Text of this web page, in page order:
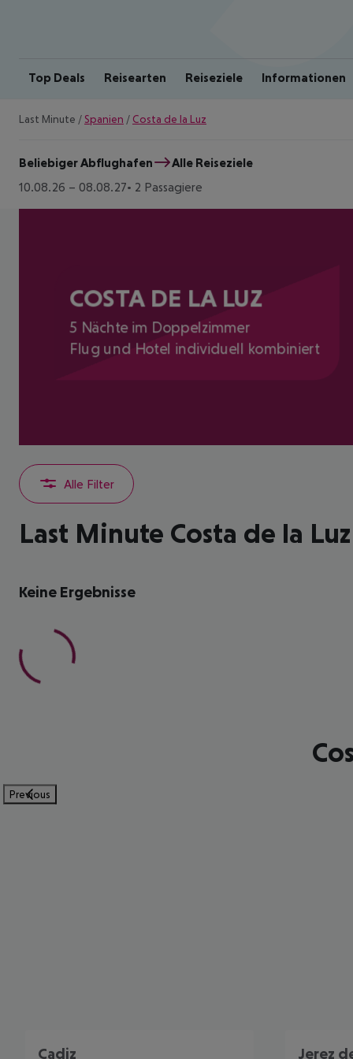
Top Deals Reisearten Reiseziele Informationen
Last Minute / Spanien / Costa de la Luz
Beliebiger Abflughafen
Alle Reiseziele
10.08.26 – 08.08.27 2 Passagiere
COSTA DE LA LUZ
5 Nächte im Doppelzimmer
Flug und Hotel individuell kombiniert
Alle Filter
Last Minute Costa de la Luz
Keine Ergebnisse
Previous
Cadiz Jerez